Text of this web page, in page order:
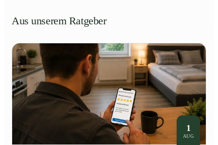
Aus unserem Ratgeber
1
AUG